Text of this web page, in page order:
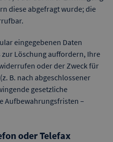
diese abgefragt wurde; die
eingegebenen Daten
Löschung auffordern, Ihre
oder der Zweck für
B. nach abgeschlossener
gesetzliche
Aufbewahrungsfristen –
oder Telefax